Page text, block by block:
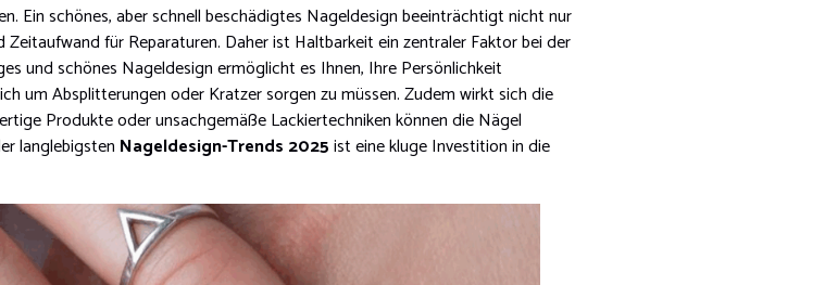
Ein schönes, aber schnell beschädigtes Nageldesign beeinträchtigt nicht nur
für Reparaturen. Daher ist Haltbarkeit ein zentraler Faktor bei der
und schönes Nageldesign ermöglicht es Ihnen, Ihre Persönlichkeit
um Absplitterungen oder Kratzer sorgen zu müssen. Zudem wirkt sich die
Produkte oder unsachgemäße Lackiertechniken können die Nägel
langlebigsten Nageldesign-Trends 2025ist eine kluge Investition in die